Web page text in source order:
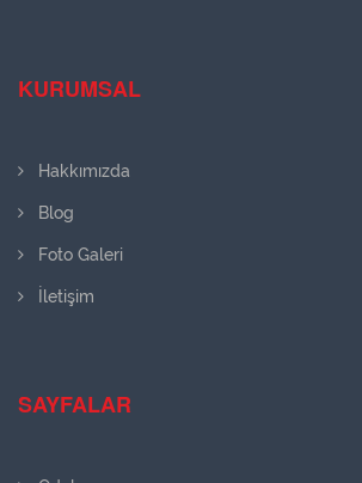
KURUMSAL
Hakkımızda
Blog
Foto Galeri
İletişim
SAYFALAR